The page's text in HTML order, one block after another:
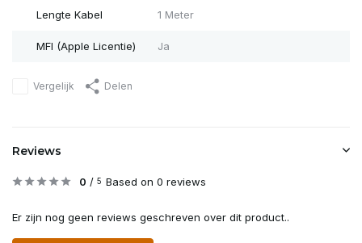
Lengte Kabel 1 Meter
MFI (Apple Licentie) Ja
Vergelijk Delen
Reviews
0 / 5 Based on 0 reviews
Er zijn nog geen reviews geschreven over dit product..